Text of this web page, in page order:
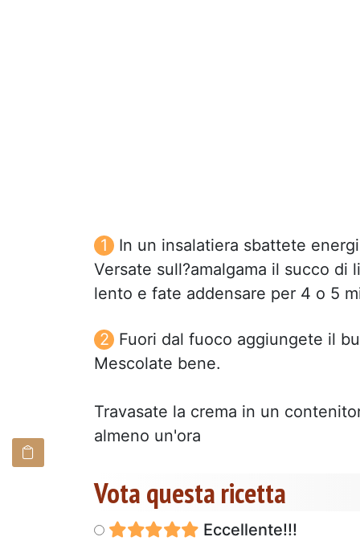
In un insalatiera sbattete
Versate sull?amalgama il succo
lento e fate addensare per 4 o 5
Fuori dal fuoco aggiungete il
Mescolate bene.
Travasate la crema in un
almeno un'ora
Vota questa ricetta
Eccellente!!!